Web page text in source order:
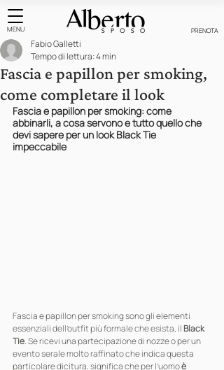
MENU PRENOTA
Fascia e papillon per smoking,
come completare il look
Fabio Galletti
Tempo di lettura: 4 min
Fascia e papillon per smoking: come
abbinarli, a cosa servono e tutto quello che
devi sapere per un look Black Tie
impeccabile
Fascia e papillon per smoking sono gli elementi
essenziali dell’outfit più formale che esista, il Black
Tie. Se ricevi una partecipazione di nozze o per un
evento serale molto raffinato che indica questa
particolare dicitura, significa che per l’uomo è